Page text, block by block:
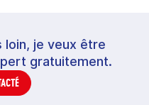
loin, je veux être
gratuitement.